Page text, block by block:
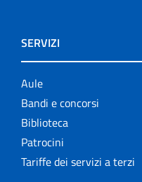
SERVIZI
Aule
Bandi e concorsi
Biblioteca
Patrocini
Tariffe dei servizi a terzi